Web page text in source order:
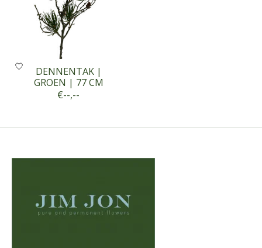
DENNENTAK |
GROEN | 77 CM
€--,--